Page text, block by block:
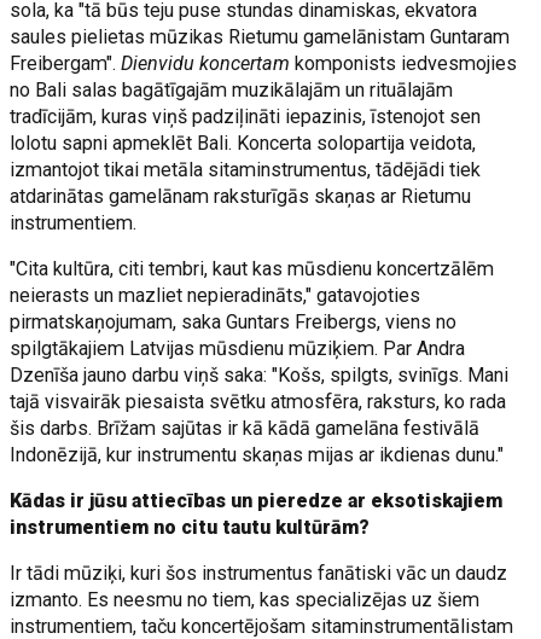
sola, ka "tā būs teju puse stundas dinamiskas, ekvatora
saules pielietas mūzikas Rietumu gamelānistam Guntaram
Freibergam".Dienvidu koncertam komponists iedvesmojies
no Bali salas bagātīgajām muzikālajām un rituālajām
tradīcijām, kuras viņš padziļināti iepazinis, īstenojot sen
lolotu sapni apmeklēt Bali. Koncerta solopartija veidota,
izmantojot tikai metāla sitaminstrumentus, tādējādi tiek
atdarinātas gamelānam raksturīgās skaņas ar Rietumu
instrumentiem.
"Cita kultūra, citi tembri, kaut kas mūsdienu koncertzālēm
neierasts un mazliet nepieradināts," gatavojoties
pirmatskaņojumam, saka Guntars Freibergs, viens no
spilgtākajiem Latvijas mūsdienu mūziķiem. Par Andra
Dzenīša jauno darbu viņš saka: "Košs, spilgts, svinīgs. Mani
tajā visvairāk piesaista svētku atmosfēra, raksturs, ko rada
šis darbs. Brīžam sajūtas ir kā kādā gamelāna festivālā
Indonēzijā, kur instrumentu skaņas mijas ar ikdienas dunu."
Kādas ir jūsu attiecības un pieredze ar eksotiskajiem
instrumentiem no citu tautu kultūrām?
Ir tādi mūziķi, kuri šos instrumentus fanātiski vāc un daudz
izmanto. Es neesmu no tiem, kas specializējas uz šiem
instrumentiem, taču koncertējošam sitaminstrumentālistam